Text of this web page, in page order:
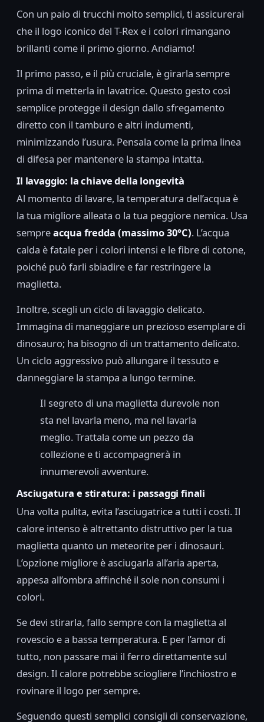
Con un paio di trucchi molto semplici, ti assicurerai
che il logo iconico del T-Rex e i colori rimangano
brillanti come il primo giorno. Andiamo!
Il primo passo, e il più cruciale, è girarla sempre
prima di metterla in lavatrice. Questo gesto così
semplice protegge il design dallo sfregamento
diretto con il tamburo e altri indumenti,
minimizzando l’usura. Pensala come la prima linea
di difesa per mantenere la stampa intatta.
Il lavaggio: la chiave della longevità
Al momento di lavare, la temperatura dell’acqua è
la tua migliore alleata o la tua peggiore nemica. Usa
sempreacqua fredda (massimo 30°C). L’acqua
calda è fatale per i colori intensi e le fibre di cotone,
poiché può farli sbiadire e far restringere la
maglietta.
Inoltre, scegli un ciclo di lavaggio delicato.
Immagina di maneggiare un prezioso esemplare di
dinosauro; ha bisogno di un trattamento delicato.
Un ciclo aggressivo può allungare il tessuto e
danneggiare la stampa a lungo termine.
Il segreto di una maglietta durevole non
sta nel lavarla meno, ma nel lavarla
meglio. Trattala come un pezzo da
collezione e ti accompagnerà in
innumerevoli avventure.
Asciugatura e stiratura: i passaggi finali
Una volta pulita, evita l’asciugatrice a tutti i costi. Il
calore intenso è altrettanto distruttivo per la tua
maglietta quanto un meteorite per i dinosauri.
L’opzione migliore è asciugarla all’aria aperta,
appesa all’ombra affinché il sole non consumi i
colori.
Se devi stirarla, fallo sempre con la maglietta al
rovescio e a bassa temperatura. E per l’amor di
tutto, non passare mai il ferro direttamente sul
design. Il calore potrebbe sciogliere l’inchiostro e
rovinare il logo per sempre.
Seguendo questi semplici consigli di conservazione,